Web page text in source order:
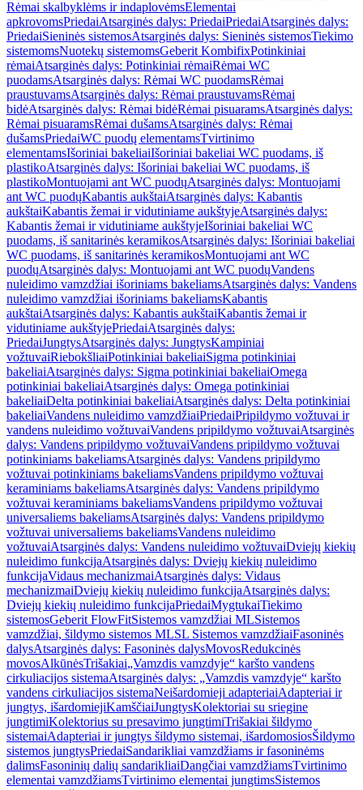
Rėmai skalbyklėms ir indaplovėmsElementai
apkrovomsPriedaiAtsarginės dalys: PriedaiPriedaiAtsarginės dalys:
PriedaiSieninės sistemosAtsarginės dalys: Sieninės sistemosTiekimo
sistemomsNuotekų sistemomsGeberit KombifixPotinkiniai
rėmaiAtsarginės dalys: Potinkiniai rėmaiRėmai WC
puodamsAtsarginės dalys: Rėmai WC puodamsRėmai
praustuvamsAtsarginės dalys: Rėmai praustuvamsRėmai
bidėAtsarginės dalys: Rėmai bidėRėmai pisuaramsAtsarginės dalys:
Rėmai pisuaramsRėmai dušamsAtsarginės dalys: Rėmai
dušamsPriedaiWC puodų elementamsTvirtinimo
elementamsIšoriniai bakeliaiIšoriniai bakeliai WC puodams, iš
plastikoAtsarginės dalys: Išoriniai bakeliai WC puodams, iš
plastikoMontuojami ant WC puodųAtsarginės dalys: Montuojami
ant WC puodųKabantis aukštaiAtsarginės dalys: Kabantis
aukštaiKabantis žemai ir vidutiniame aukštyjeAtsarginės dalys:
Kabantis žemai ir vidutiniame aukštyjeIšoriniai bakeliai WC
puodams, iš sanitarinės keramikosAtsarginės dalys: Išoriniai bakeliai
WC puodams, iš sanitarinės keramikosMontuojami ant WC
puodųAtsarginės dalys: Montuojami ant WC puodųVandens
nuleidimo vamzdžiai išoriniams bakeliamsAtsarginės dalys: Vandens
nuleidimo vamzdžiai išoriniams bakeliamsKabantis
aukštaiAtsarginės dalys: Kabantis aukštaiKabantis žemai ir
vidutiniame aukštyjePriedaiAtsarginės dalys:
PriedaiJungtysAtsarginės dalys: JungtysKampiniai
vožtuvaiRiebokšliaiPotinkiniai bakeliaiSigma potinkiniai
bakeliaiAtsarginės dalys: Sigma potinkiniai bakeliaiOmega
potinkiniai bakeliaiAtsarginės dalys: Omega potinkiniai
bakeliaiDelta potinkiniai bakeliaiAtsarginės dalys: Delta potinkiniai
bakeliaiVandens nuleidimo vamzdžiaiPriedaiPripildymo vožtuvai ir
vandens nuleidimo vožtuvaiVandens pripildymo vožtuvaiAtsarginės
dalys: Vandens pripildymo vožtuvaiVandens pripildymo vožtuvai
potinkiniams bakeliamsAtsarginės dalys: Vandens pripildymo
vožtuvai potinkiniams bakeliamsVandens pripildymo vožtuvai
keraminiams bakeliamsAtsarginės dalys: Vandens pripildymo
vožtuvai keraminiams bakeliamsVandens pripildymo vožtuvai
universaliems bakeliamsAtsarginės dalys: Vandens pripildymo
vožtuvai universaliems bakeliamsVandens nuleidimo
vožtuvaiAtsarginės dalys: Vandens nuleidimo vožtuvaiDviejų kiekių
nuleidimo funkcijaAtsarginės dalys: Dviejų kiekių nuleidimo
funkcijaVidaus mechanizmaiAtsarginės dalys: Vidaus
mechanizmaiDviejų kiekių nuleidimo funkcijaAtsarginės dalys:
Dviejų kiekių nuleidimo funkcijaPriedaiMygtukaiTiekimo
sistemosGeberit FlowFitSistemos vamzdžiai MLSistemos
vamzdžiai, šildymo sistemos MLSL Sistemos vamzdžiaiFasoninės
dalysAtsarginės dalys: Fasoninės dalysMovosRedukcinės
movosAlkūnėsTrišakiai„Vamzdis vamzdyje“ karšto vandens
cirkuliacijos sistemaAtsarginės dalys: „Vamzdis vamzdyje“ karšto
vandens cirkuliacijos sistemaNeišardomieji adapteriaiAdapteriai ir
jungtys, išardomiejiKamščiaiJungtysKolektoriai su sriegine
jungtimiKolektorius su presavimo jungtimiTrišakiai šildymo
sistemaiAdapteriai ir jungtys šildymo sistemai, išardomosiosŠildymo
sistemos jungtysPriedaiSandarikliai vamzdžiams ir fasoninėms
dalimsFasoninių dalių sandarikliaiDangčiai vamzdžiamsTvirtinimo
elementai vamzdžiamsTvirtinimo elementai jungtimsSistemos